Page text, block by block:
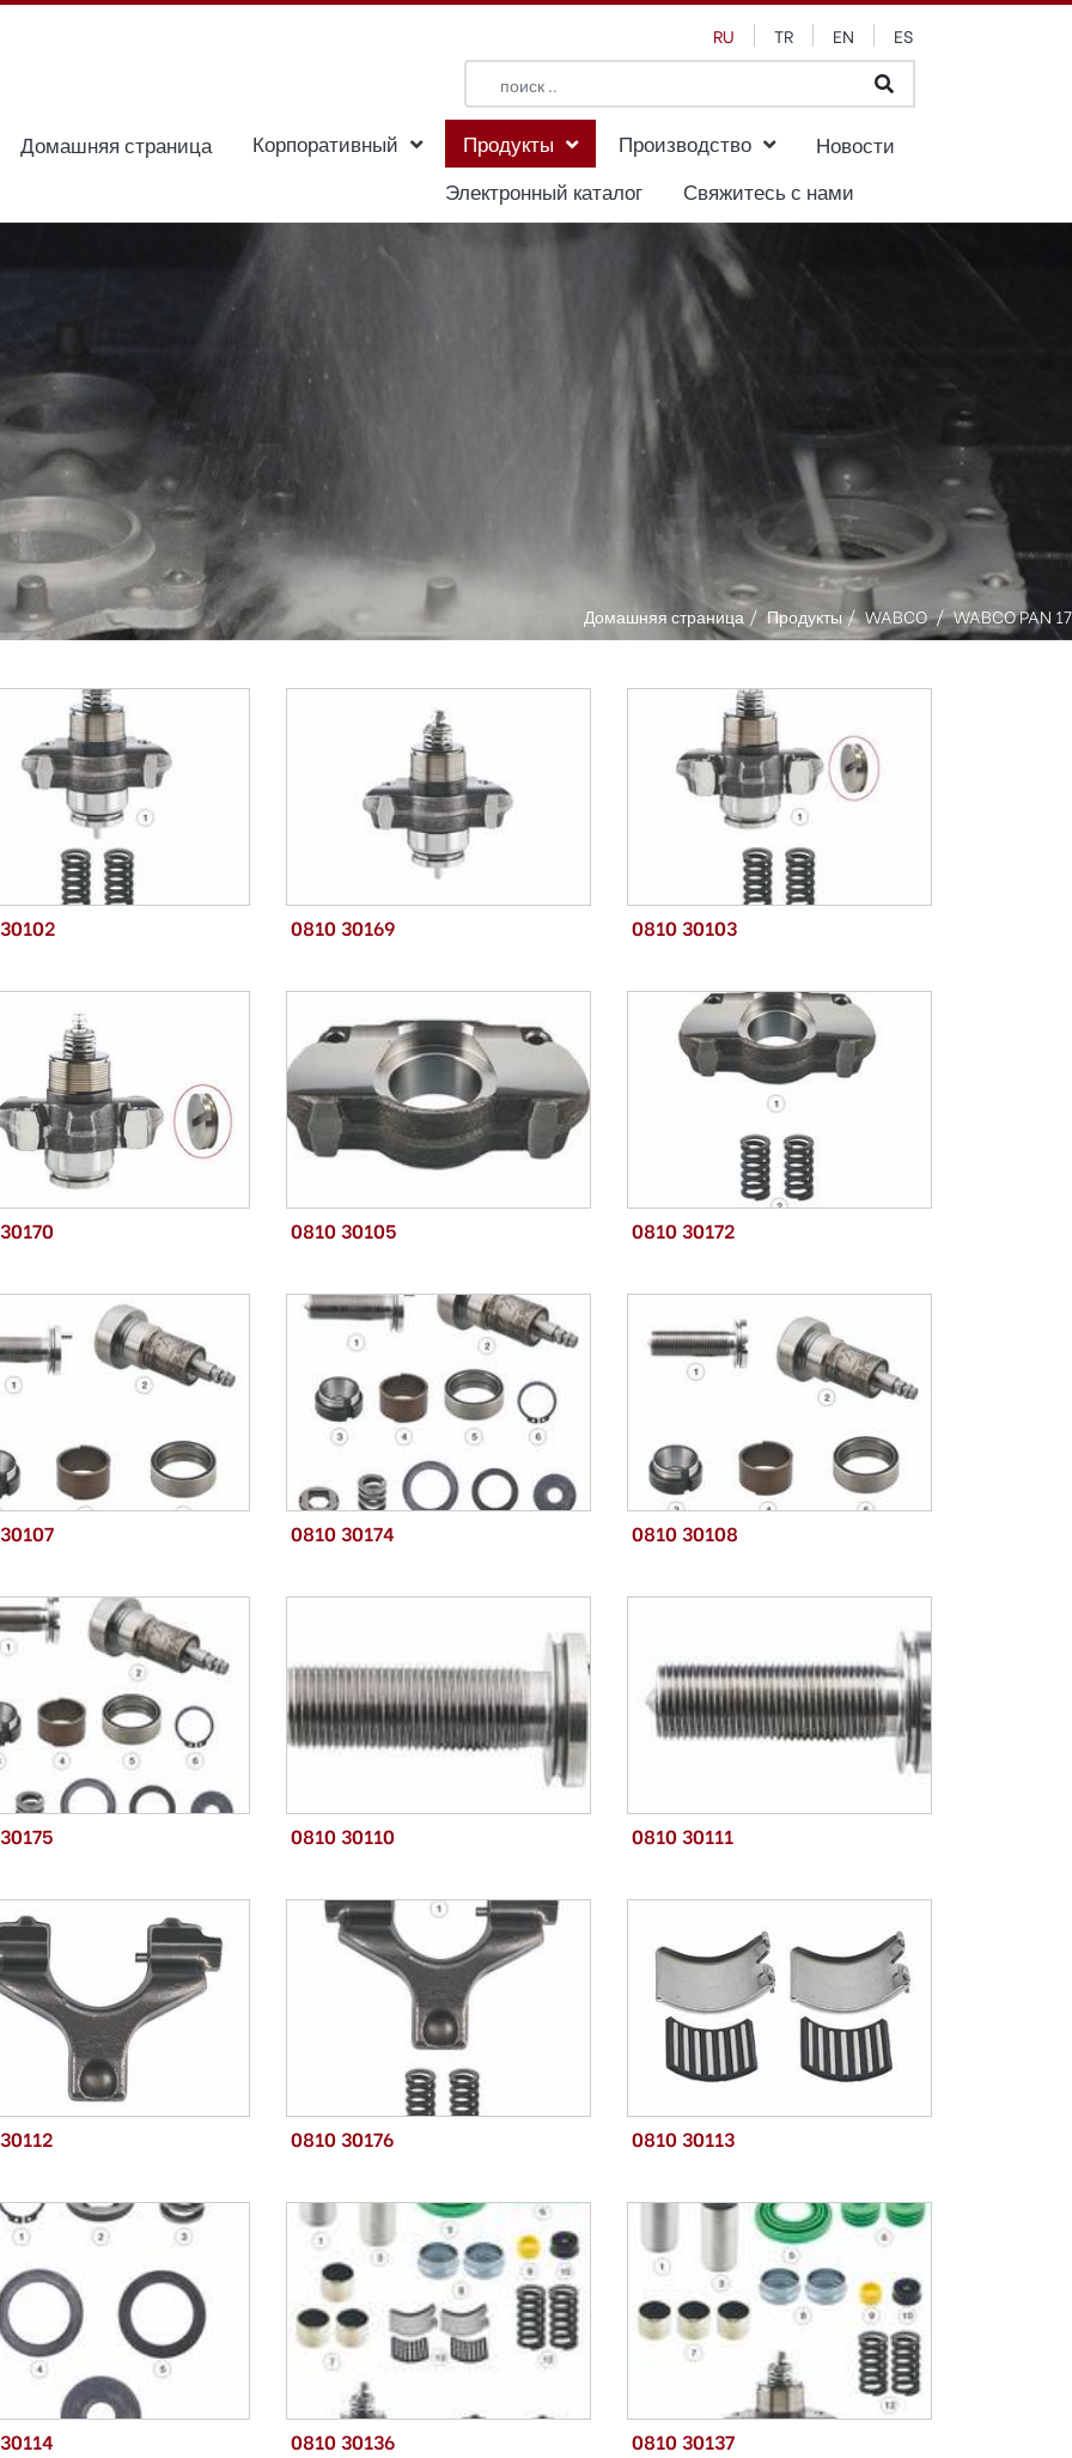
RU TR EN ES
Домашняя страница Корпоративный Продукты Производство
Новости
Электронный каталог
Свяжитесь с нами
Домашняя страница Продукты WABCO WABCO PAN 17
0810 30169 0810 30103
0810 30105 0810 30172
0810 30174 0810 30108
0810 30110 0810 30111
0810 30176 0810 30113
0810 30136 0810 30137